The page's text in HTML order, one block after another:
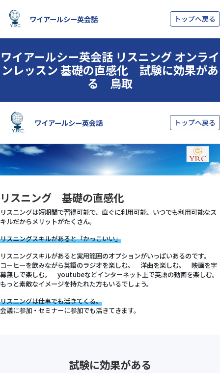
ワイアールシー英会話 トップへ戻る
ワイアールシー英会話 リスニング オンライ
ンレッスン 基礎の直感化 試験に効果があ
る 鳥取
リスニング 基礎の直感化
リスニングは短期間で習得可能で、直ぐに利用可能、いつでも利用可能なス
キルだからメリットがたくさん。
リスニングスキルがあると「かっこいい」
リスニングスキルがあると実用範囲のオプションがいっぱいあるのです。
コーヒーを飲みながら英語のラジオを楽しむ。 洋曲を楽しむ。 映画を字
幕無しで楽しむ。 youtubeなどインターネット上で英語の動画を楽しむ。
もっと素敵なイメージを持たれた方もいるでしょう。
リスニングは仕事でも活きてくる。
会議に参加・セミナーに参加でも活きてきます。
試験に効果がある